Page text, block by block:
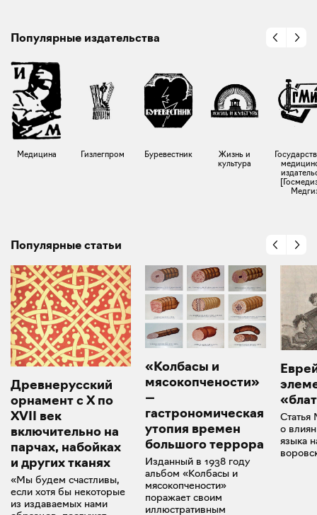
Популярные издательства
Медицина Гизлегпром Буревестник
Жизнь и
культура
Популярные статьи
Древнерусский
орнамент с X по
XVII век
включительно на
парчах, набойках
и других тканях
«Мы будем счастливы,
если хотя бы некоторые
из издаваемых нами
«Колбасы и
мясокопчености»
—
гастрономическая
утопия времен
большого террора
Изданный в 1938 году
альбом «Колбасы и
мясокопчености»
поражает своим
иллюстративным
о
языка